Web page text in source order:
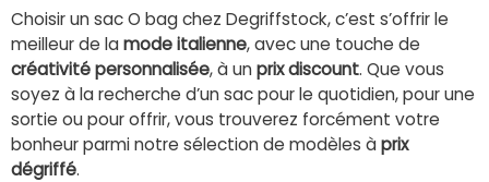
Choisir un sac O bag chez Degriffstock, c’est s’offrir le
meilleur de lamode italienne, avec une touche de
créativité personnalisée, à unprix discount. Que vous
soyez à la recherche d’un sac pour le quotidien, pour une
sortie ou pour offrir, vous trouverez forcément votre
bonheur parmi notre sélection de modèles àprix
dégriffé.